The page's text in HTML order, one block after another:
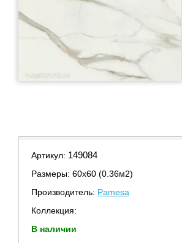
Артикул: 149084
Размеры: 60х60 (0.36м2)
Производитель: Pamesa
Коллекция:
В наличии